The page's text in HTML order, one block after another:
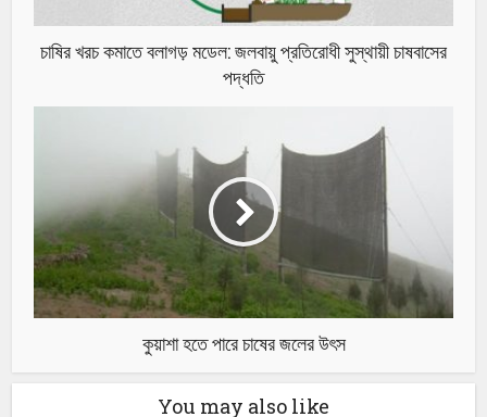
চাষির খরচ কমাতে বলাগড় মডেল: জলবায়ু প্রতিরোধী সুস্থায়ী চাষবাসের
পদ্ধতি
কুয়াশা হতে পারে চাষের জলের উৎস
You may also like